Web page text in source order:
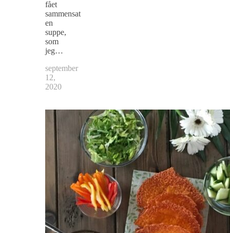
fået
sammensat
en
suppe,
som
jeg…
september
12,
2020